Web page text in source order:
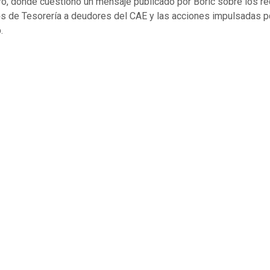
de Tesorería a deudores del CAE y las acciones impulsadas